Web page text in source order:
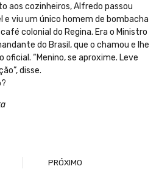
aos cozinheiros, Alfredo passou
e viu um único homem de bombacha
colonial do Regina. Era o Ministro
do Brasil, que o chamou e lhe
“Menino, se aproxime. Leve
disse.
PRÓXIMO